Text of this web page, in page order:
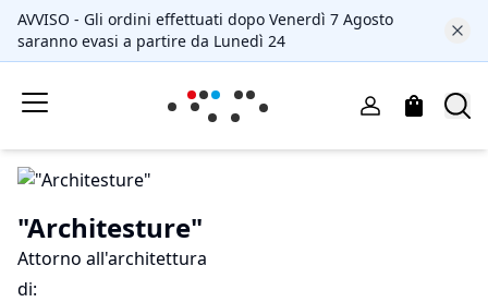
AVVISO - Gli ordini effettuati dopo Venerdì 7 Agosto
saranno evasi a partire da Lunedì 24
"Architesture"
Attorno all'architettura
di: